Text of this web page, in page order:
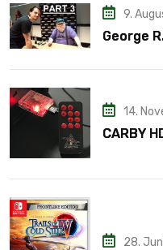
9.
George
14.
CARBY
28.